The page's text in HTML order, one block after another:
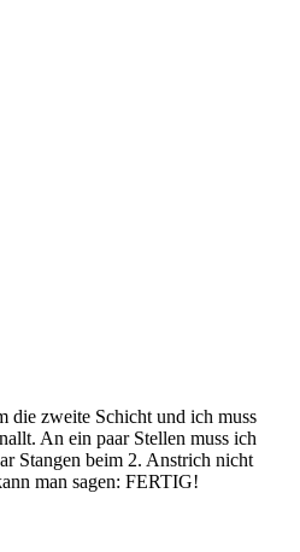
die zweite Schicht und ich muss
An ein paar Stellen muss ich
Stangen beim 2. Anstrich nicht
man sagen: FERTIG!